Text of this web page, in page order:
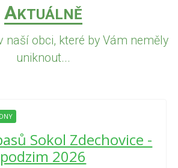
AKTUÁLNĚ
naší obci, které by Vám neměly
uniknout...
Sokol Zdechovice -
podzim 2026